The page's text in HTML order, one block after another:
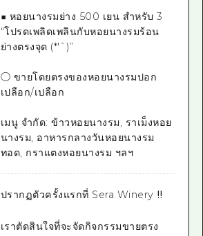
■ หอยนางรมย่าง 500 เยน สำหรับ 3
“โปรดเพลิดเพลินกับหอยนางรมร้อน
ย่างตรงจุด (*'`)”
○ ขายโดยตรงของหอยนางรมปอก
เปลือก/เปลือก
เมนู จำกัด: ข้าวหอยนางรม, ราเม็งหอย
นางรม, อาหารกลางวันหอยนางรม
ทอด, กราแตงหอยนางรม ฯลฯ
ปรากฏตัวครั้งแรกที่ Sera Winery ‼
เราตัดสินใจที่จะจัดกิจกรรมขายตรง